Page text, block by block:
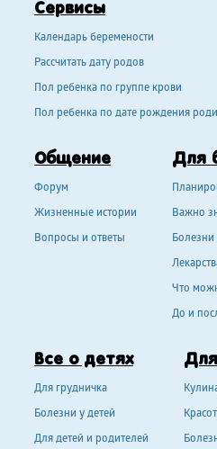
Сервисы
Календарь беремености
Рассчитать дату родов
Пол ребенка по группе крови
Пол ребенка по дате рождения
Общение
Форум
Жизненные истории
Вопросы и ответы
Для
Важно
Болезни
Что
До и
Все о детях
Для грудничка
Болезни у детей
Для детей и родителей